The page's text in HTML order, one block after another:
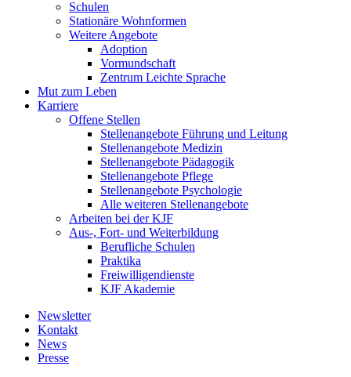
Schulen
Stationäre Wohnformen
Weitere Angebote
Adoption
Vormundschaft
Zentrum Leichte Sprache
Mut zum Leben
Karriere
Offene Stellen
Stellenangebote Führung und Leitung
Stellenangebote Medizin
Stellenangebote Pädagogik
Stellenangebote Pflege
Stellenangebote Psychologie
Alle weiteren Stellenangebote
Arbeiten bei der KJF
Aus-, Fort- und Weiterbildung
Berufliche Schulen
Praktika
Freiwilligendienste
KJF Akademie
Newsletter
Kontakt
News
Presse